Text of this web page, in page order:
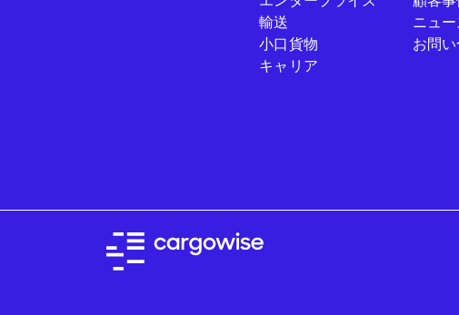
輸送
小口貨物
キャリア
ニュー
お問